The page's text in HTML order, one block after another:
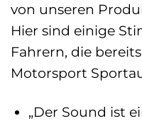
von unseren
Hier sind einige
Fahrern, die
Motorsport
„Der Sound ist